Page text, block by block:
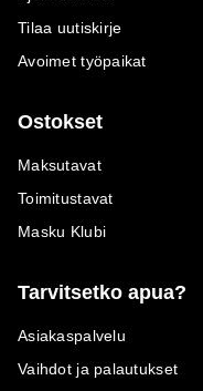
Tilaa uutiskirje
Avoimet työpaikat
Ostokset
Maksutavat
Toimitustavat
Masku Klubi
Tarvitsetko apua?
Asiakaspalvelu
Vaihdot ja palautukset